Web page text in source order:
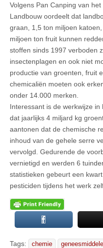
Volgens Pan Canping van
Landbouw oordeelt dat
graan, 1,5 ton miljoen
miljoen ton fruit kunnen
stoffen sinds 1997 verboden
insectenplagen en ook niet
productie van groenten, fruit
chemicaliën moeten ook
onder 14.000 merken.
Interessant is de werkwijze
dat jaarlijks 4 miljard kg
aantonen dat de chemische
inhoud van de gehele serre
vervolgd. Gedurende de
vernietigd en werden 6
statistieken gebeurt een
pesticiden tijdens het werk
Tags: chemie